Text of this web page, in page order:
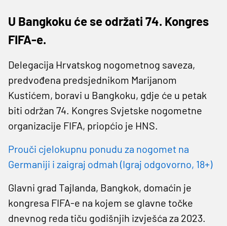
U Bangkoku će se održati 74. Kongres
FIFA-e.
Delegacija Hrvatskog nogometnog saveza,
predvođena predsjednikom Marijanom
Kustićem, boravi u Bangkoku, gdje će u petak
biti održan 74. Kongres Svjetske nogometne
organizacije FIFA, priopćio je HNS.
Prouči cjelokupnu ponudu za nogomet na
Germaniji i zaigraj odmah (Igraj odgovorno, 18+)
Glavni grad Tajlanda, Bangkok, domaćin je
kongresa FIFA-e na kojem se glavne točke
dnevnog reda tiču godišnjih izvješća za 2023.